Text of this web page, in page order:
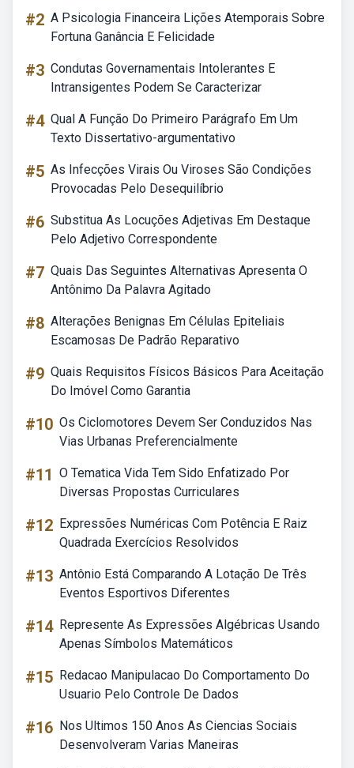
#2 A Psicologia Financeira Lições Atemporais Sobre
Fortuna Ganância E Felicidade
#3 Condutas Governamentais Intolerantes E
Intransigentes Podem Se Caracterizar
#4 Qual A Função Do Primeiro Parágrafo Em Um
Texto Dissertativo-argumentativo
#5 As Infecções Virais Ou Viroses São Condições
Provocadas Pelo Desequilíbrio
#6 Substitua As Locuções Adjetivas Em Destaque
Pelo Adjetivo Correspondente
#7 Quais Das Seguintes Alternativas Apresenta O
Antônimo Da Palavra Agitado
#8 Alterações Benignas Em Células Epiteliais
Escamosas De Padrão Reparativo
#9 Quais Requisitos Físicos Básicos Para Aceitação
Do Imóvel Como Garantia
#10 Os Ciclomotores Devem Ser Conduzidos Nas
Vias Urbanas Preferencialmente
#11 O Tematica Vida Tem Sido Enfatizado Por
Diversas Propostas Curriculares
#12 Expressões Numéricas Com Potência E Raiz
Quadrada Exercícios Resolvidos
#13 Antônio Está Comparando A Lotação De Três
Eventos Esportivos Diferentes
#14 Represente As Expressões Algébricas Usando
Apenas Símbolos Matemáticos
#15 Redacao Manipulacao Do Comportamento Do
Usuario Pelo Controle De Dados
#16 Nos Ultimos 150 Anos As Ciencias Sociais
Desenvolveram Varias Maneiras